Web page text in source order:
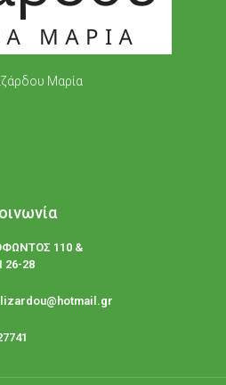
Μαρία
110 &
26-28